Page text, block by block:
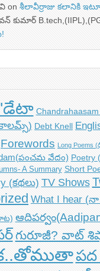
on శీలావీర్రాజు కలానికి
కుమార్
Debt Knell
Forewords Long Poems
వేదం) Poetry
A Summary Short
(కథలు) TV Shows
What I hear (నా
గురూజీ? వాట్
పద